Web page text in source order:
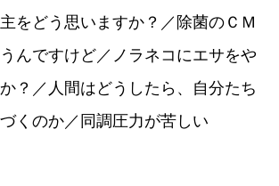
をどう思いますか？／除菌のＣＭ
んですけど／ノラネコにエサをや
？／人間はどうしたら、自分たち
くのか／同調圧力が苦しい